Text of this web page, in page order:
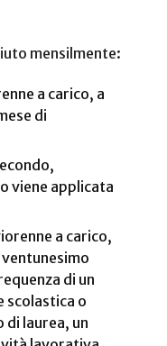
mensilmente:
a carico, a
di
viene applicata
a carico,
di un
scolastica o
di laurea, un